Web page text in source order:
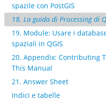
spazile con PostGIS
18. La guida di Processing di
19. Module: Usare i
spaziali in QGIS
20. Appendix: Contributing
This Manual
21. Answer Sheet
Indici e tabelle